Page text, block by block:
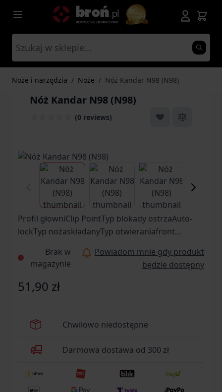
Przejdź do treści
Noże i narzędzia / Noże / Nóż Kandar N98 (N98)
Nóż Kandar N98 (N98)
(0 reviews)
View larger imageView larger imageView larger
Profil głowniClip PointTyp blokady ostrzaAuto-
lockTyp nożaskładanyTyp otwieraniafront
noszeniabrakMateriał okładzinmetal - stal,
tworzywo sztuczneMateriał
pochewkicorduraPochewkajestWspomaganie
otwarciabrakZastosowanie
[mm]Długość ostrza [mm]Okres gwarancyjny24
Brak w
magazynie
Powiadom mnie gdy produkt
będzie dostępny
51,90 zł
Chwilowo niedostępne
Darmowa dostawa od 300 zł